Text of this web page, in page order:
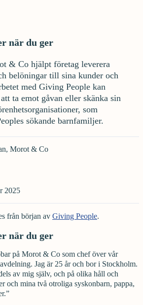
när du ger
& Co hjälpt företag leverera
belöningar till sina kunder och
med Giving People kan
ta emot gåvan eller skänka sin
som
sökande barnfamiljer.
Morot & Co
2025
från början av Giving People.
när du ger
på Morot & Co som chef över vår
Jag är 25 år och bor i Stockholm.
av mig själv, och på olika håll och
och mina två otroliga syskonbarn, pappa,